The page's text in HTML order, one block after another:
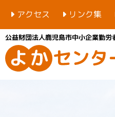
アクセス リンク集